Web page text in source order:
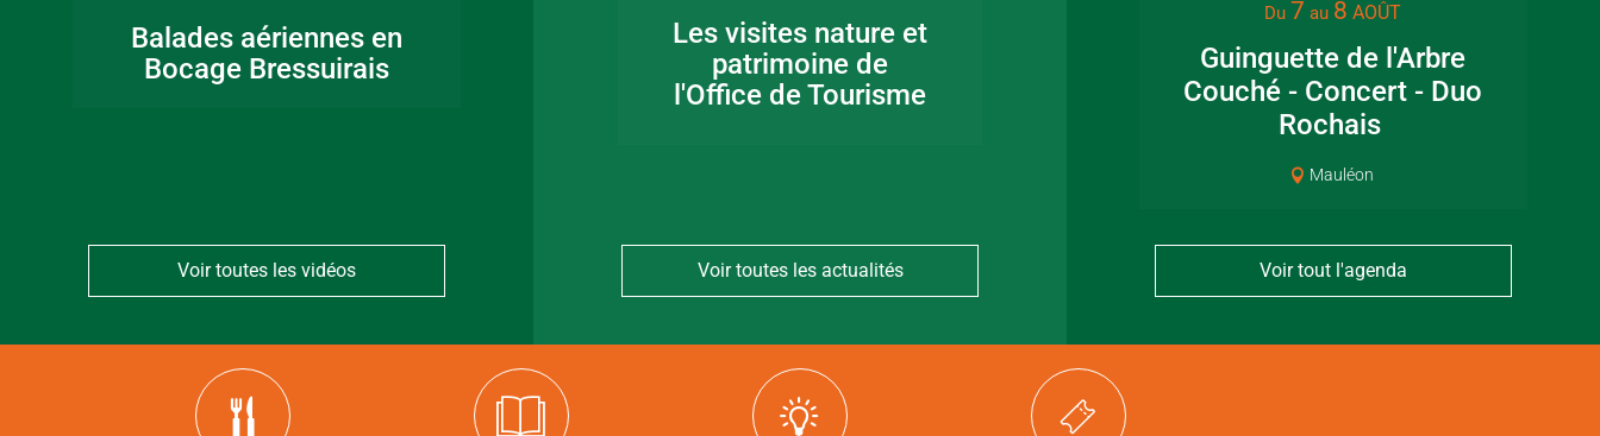
Balades aériennes en
Bocage Bressuirais
Voir toutes les vidéos
Fête de la musique
en Bocage
Les visites nature et
patrimoine de
l'Office de Tourisme
canoë en Bocage
Bressuirais
Voir toutes les actualités
Du 7 au 8 AOÛT
Guinguette de l'Arbre
Couché - Concert - Duo
Rochais
Mauléon
Voir tout l'agenda